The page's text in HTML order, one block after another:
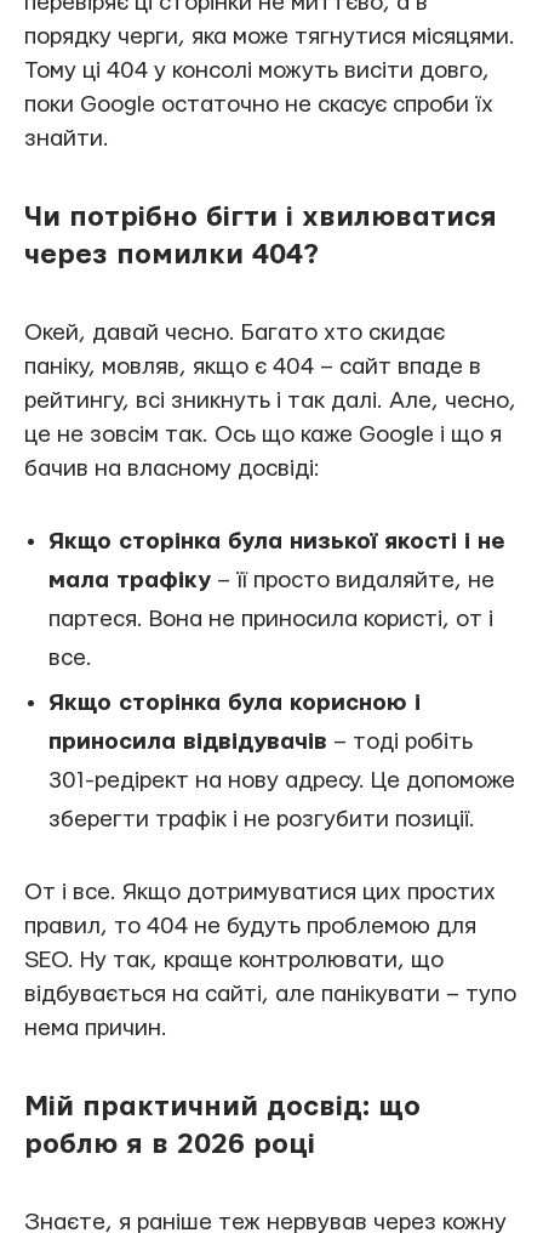
порядку черги, яка може тягнутися місяцями.
Тому ці 404 у консолі можуть висіти довго,
поки Google остаточно не скасує спроби їх
знайти.
Чи потрібно бігти і хвилюватися
через помилки 404?
Окей, давай чесно. Багато хто скидає
паніку, мовляв, якщо є 404 – сайт впаде в
рейтингу, всі зникнуть і так далі. Але, чесно,
це не зовсім так. Ось що каже Google і що я
бачив на власному досвіді:
Якщо сторінка була низької якості і не
мала трафіку – її просто видаляйте, не
партеся. Вона не приносила користі, от і
все.
Якщо сторінка була корисною і
приносила відвідувачів – тоді робіть
301-редірект на нову адресу. Це допоможе
зберегти трафік і не розгубити позиції.
От і все. Якщо дотримуватися цих простих
правил, то 404 не будуть проблемою для
SEO. Ну так, краще контролювати, що
відбувається на сайті, але панікувати – тупо
нема причин.
Мій практичний досвід: що
роблю я в 2026 році
Знаєте, я раніше теж нервував через кожну